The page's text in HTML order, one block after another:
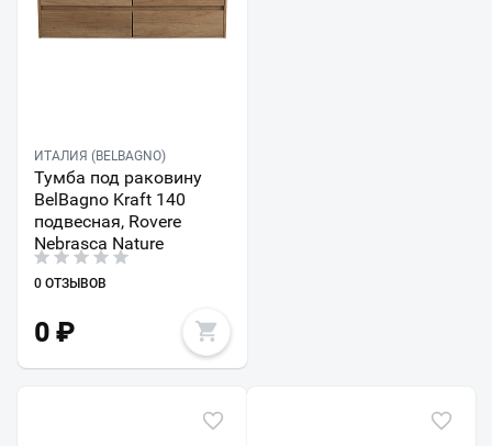
ИТАЛИЯ (BELBAGNO)
Тумба под раковину
BelBagno Kraft 140
подвесная, Rovere
Nebrasca Nature
0 ОТЗЫВОВ
0 ₽